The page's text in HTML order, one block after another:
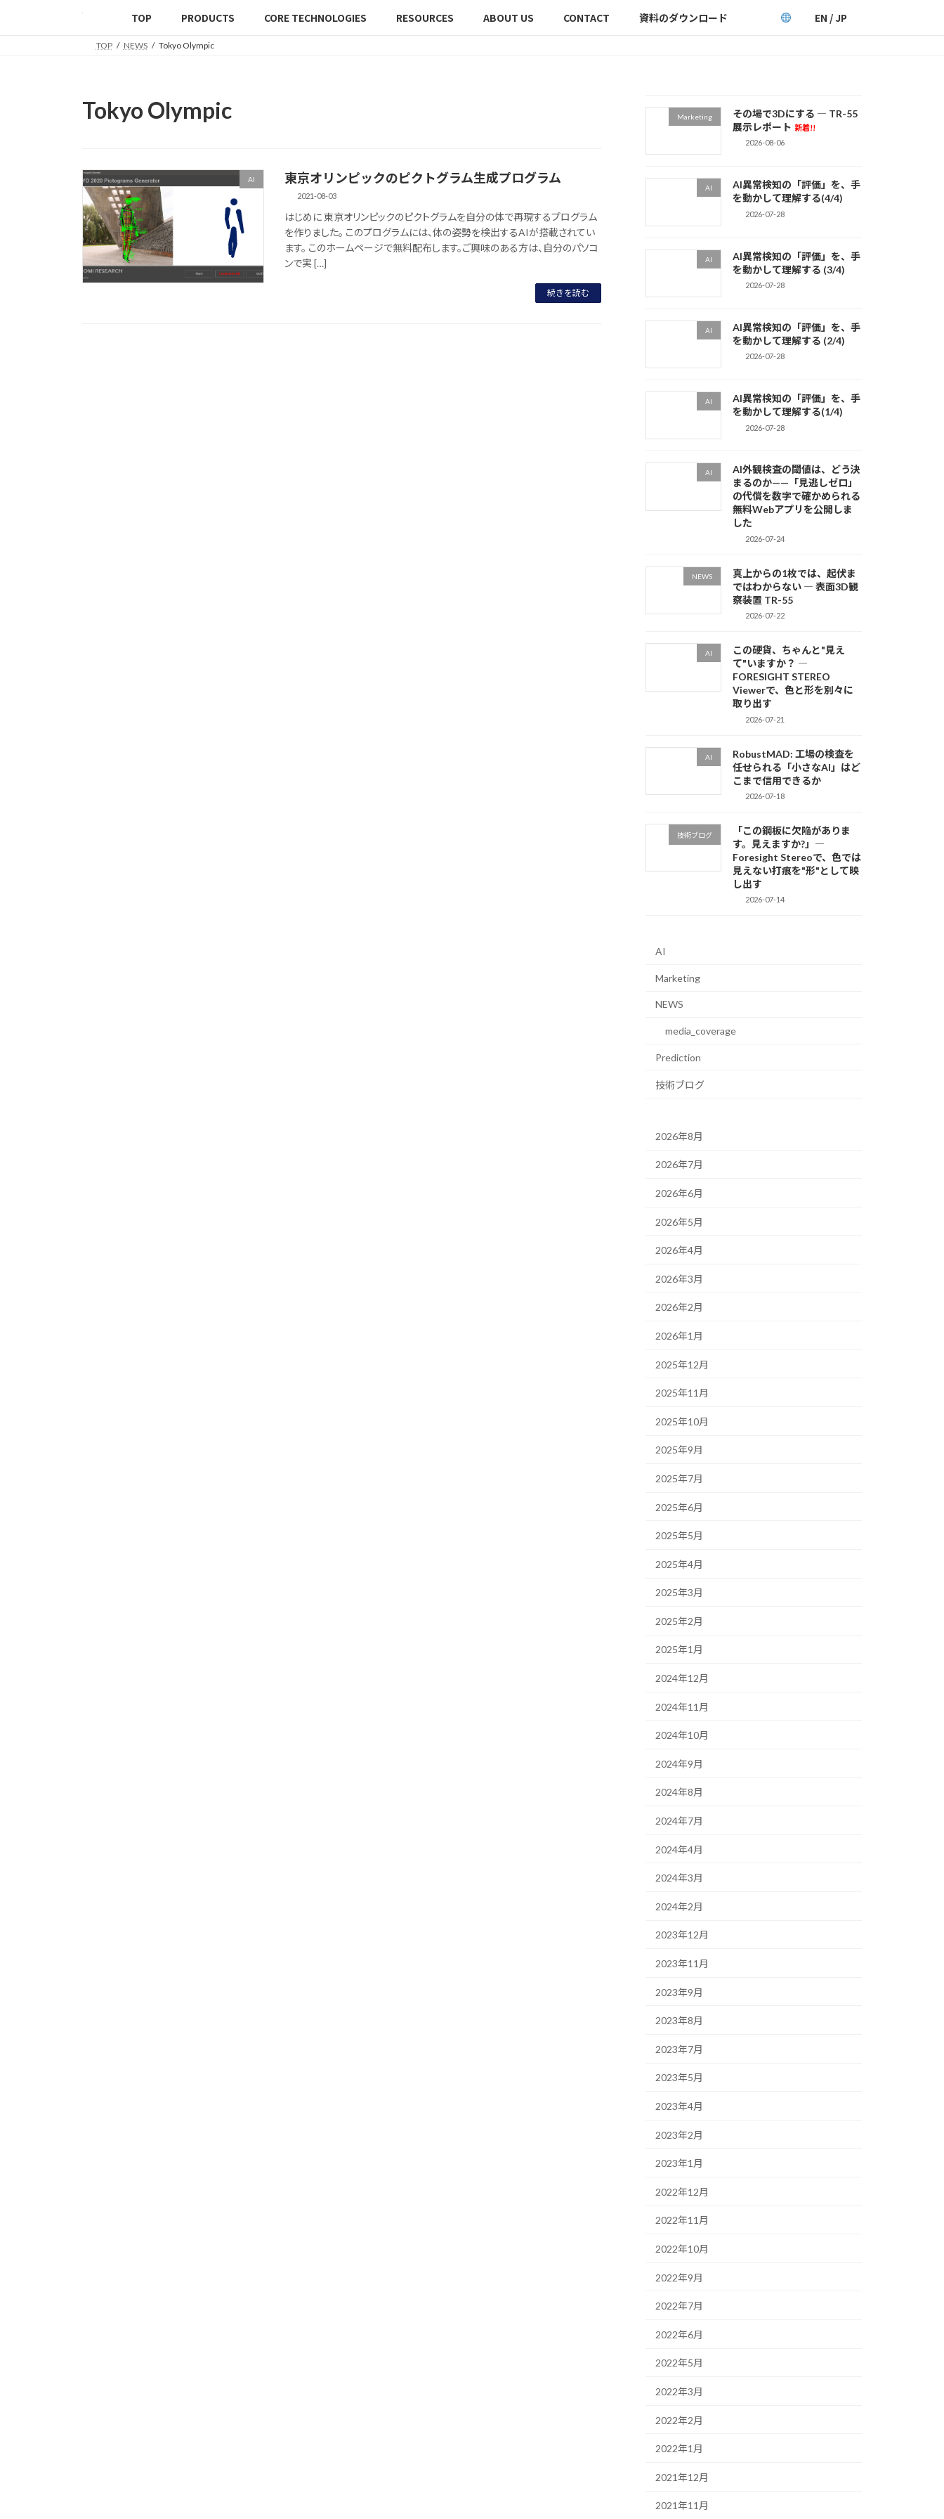
TOP PRODUCTS CORE TECHNOLOGIES RESOURCES ABOUT US CONTACT 資料のダウンロード EN / JP
TOP NEWS Tokyo Olympic
Tokyo Olympic
AI 東京オリンピックのピクトグラム生成プログラム
2021-08-03
はじめに 東京オリンピックのピクトグラムを自分の体で再現するプログラム
を作りました。 このプログラムには、体の姿勢を検出するAIが搭載されてい
ます。 このホームページで無料配布します。ご興味のある方は、自分のパソコ
ンで実 […]
続きを読む
Marketing
その場で3Dにする ― TR-55
展示レポート 新着!!
2026-08-06
AI
AI異常検知の「評価」を、手
を動かして理解する(4/4)
2026-07-28
AI
AI異常検知の「評価」を、手
を動かして理解する (3/4)
2026-07-28
AI
AI異常検知の「評価」を、手
を動かして理解する (2/4)
2026-07-28
AI
AI異常検知の「評価」を、手
を動かして理解する(1/4)
2026-07-28
AI
AI外観検査の閾値は、どう決
まるのか——「見逃しゼロ」
の代償を数字で確かめられる
無料Webアプリを公開しま
した
2026-07-24
NEWS
真上からの1枚では、起伏ま
ではわからない ― 表面3D観
察装置 TR-55
2026-07-22
AI
この硬貨、ちゃんと"見え
て"いますか？ ―
FORESIGHT STEREO
Viewerで、色と形を別々に
取り出す
2026-07-21
AI
RobustMAD: 工場の検査を
任せられる「小さなAI」はど
こまで信用できるか
2026-07-18
技術ブログ
「この鋼板に欠陥がありま
す。見えますか?」―
Foresight Stereoで、色では
見えない打痕を"形"として映
し出す
2026-07-14
AI
Marketing
NEWS
media_coverage
Prediction
技術ブログ
2026年8月
2026年7月
2026年6月
2026年5月
2026年4月
2026年3月
2026年2月
2026年1月
2025年12月
2025年11月
2025年10月
2025年9月
2025年7月
2025年6月
2025年5月
2025年4月
2025年3月
2025年2月
2025年1月
2024年12月
2024年11月
2024年10月
2024年9月
2024年8月
2024年7月
2024年4月
2024年3月
2024年2月
2023年12月
2023年11月
2023年9月
2023年8月
2023年7月
2023年5月
2023年4月
2023年2月
2023年1月
2022年12月
2022年11月
2022年10月
2022年9月
2022年7月
2022年6月
2022年5月
2022年3月
2022年2月
2022年1月
2021年12月
2021年11月